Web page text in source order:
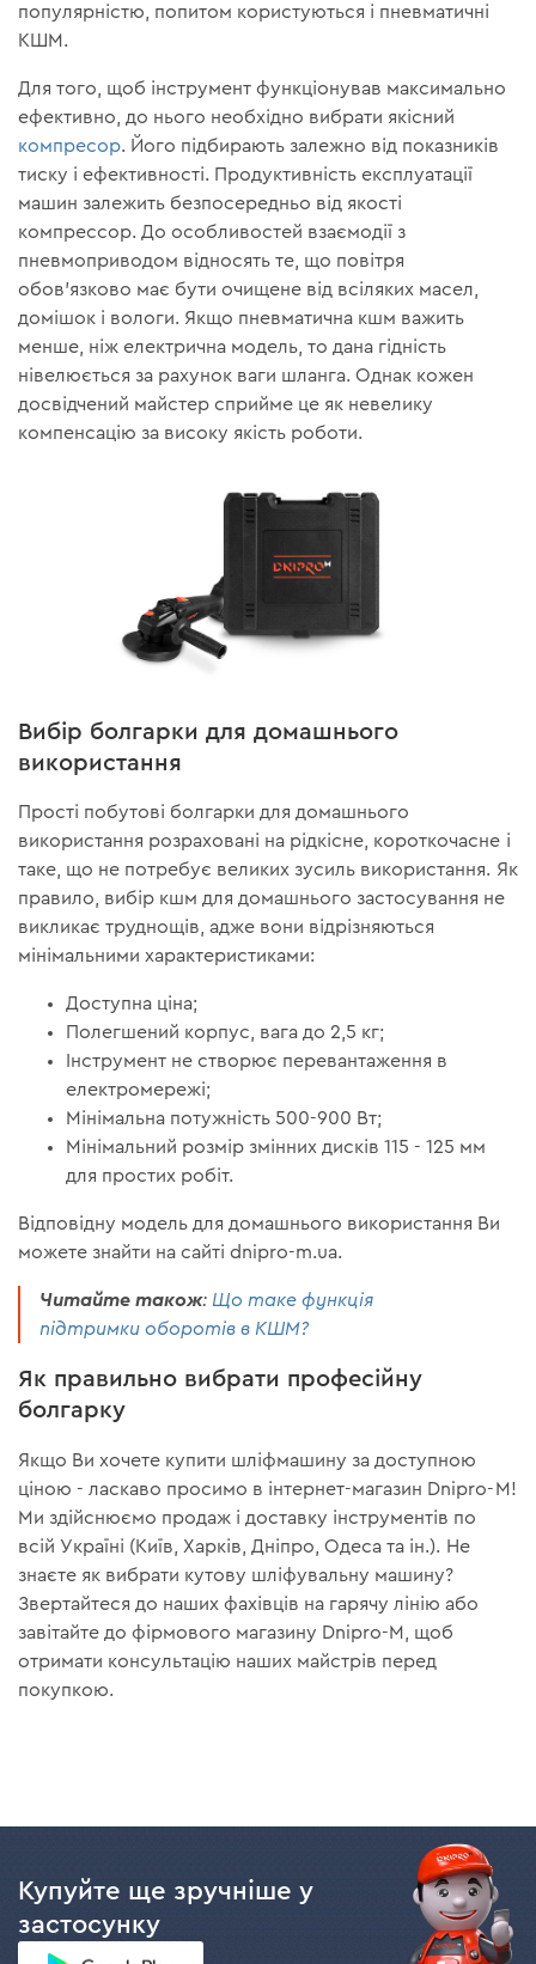
популярністю, попитом користуються і пневматичні
КШМ.
Для того, щоб інструмент функціонував максимально
ефективно, до нього необхідно вибрати якісний
компресор. Його підбирають залежно від показників
тиску і ефективності. Продуктивність експлуатації
машин залежить безпосередньо від якості
компрессор. До особливостей взаємодії з
пневмоприводом відносять те, що повітря
обов'язково має бути очищене від всіляких масел,
домішок і вологи. Якщо пневматична кшм важить
менше, ніж електрична модель, то дана гідність
нівелюється за рахунок ваги шланга. Однак кожен
досвідчений майстер сприйме це як невелику
компенсацію за високу якість роботи.
Вибір болгарки для домашнього
використання
Прості побутові болгарки для домашнього
використання розраховані на рідкісне, короткочасне і
таке, що не потребує великих зусиль використання. Як
правило, вибір кшм для домашнього застосування не
викликає труднощів, адже вони відрізняються
мінімальними характеристиками:
Доступна ціна;
Полегшений корпус, вага до 2,5 кг;
Інструмент не створює перевантаження в
електромережі;
Мінімальна потужність 500-900 Вт;
Мінімальний розмір змінних дисків 115 - 125 мм
для простих робіт.
Відповідну модель для домашнього використання Ви
можете знайти на сайті dnipro-m.ua.
Читайте також:Що таке функція
підтримки оборотів в КШМ?
Як правильно вибрати професійну
болгарку
Якщо Ви хочете купити шліфмашину за доступною
ціною - ласкаво просимо в інтернет-магазин Dnipro-M!
Ми здійснюємо продаж і доставку інструментів по
всій Україні (Київ, Харків, Дніпро, Одеса та ін.). Не
знаєте як вибрати кутову шліфувальну машину?
Звертайтеся до наших фахівців на гарячу лінію або
завітайте до фірмового магазину Dnipro-M, щоб
отримати консультацію наших майстрів перед
покупкою.
Купуйте ще зручніше у
застосунку